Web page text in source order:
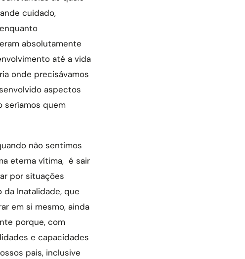
cuidado,
absolutamente
até a vida
onde precisávamos
aspectos
seríamos quem
não sentimos
eterna vítima, é sair
por situações
da Inatalidade, que
em si mesmo, ainda
porque, com
e capacidades
pais, inclusive